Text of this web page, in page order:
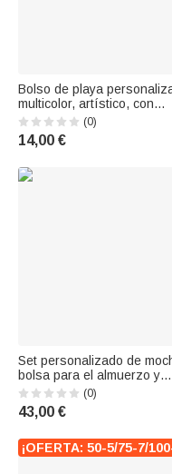
Bolso de playa
multicolor, artístico, con
nombre, resistente al agua
la arena, transparente;
para la piscina; para uso
vacaciones de verano;
(0)
14,00 €
Set personalizado de
bolsa para el almuerzo y
estuche con animales
monísimos que saludan,
multicolor y con nombre.
cumpleaños para
(0)
43,00 €